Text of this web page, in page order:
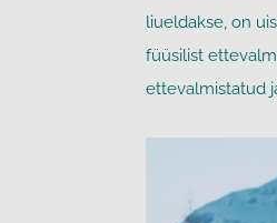
liueldakse, on
füüsilist
ettevalmistatud